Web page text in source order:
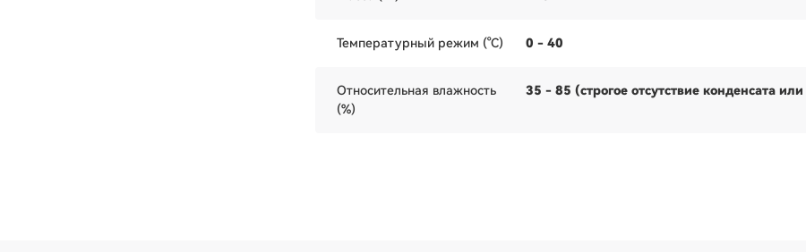
Температурный режим (°C) 0 - 40
Относительная влажность
(%)
35 - 85 (строгое отсутствие конденсата